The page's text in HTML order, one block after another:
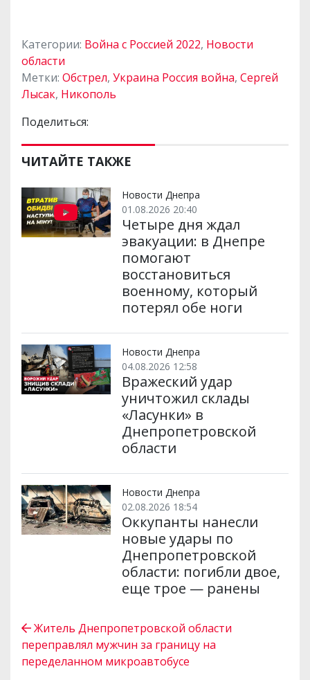
Категории: Война с Россией 2022, Новости
области
Метки: Обстрел, Украина Россия война, Сергей
Лысак, Никополь
Поделиться:
ЧИТАЙТЕ ТАКЖЕ
Новости Днепра
01.08.2026 20:40
Четыре дня ждал
эвакуации: в Днепре
помогают
восстановиться
военному, который
потерял обе ноги
Новости Днепра
04.08.2026 12:58
Вражеский удар
уничтожил склады
«Ласунки» в
Днепропетровской
области
Новости Днепра
02.08.2026 18:54
Оккупанты нанесли
новые удары по
Днепропетровской
области: погибли двое,
еще трое — ранены
Житель Днепропетровской области
переправлял мужчин за границу на
переделанном микроавтобусе